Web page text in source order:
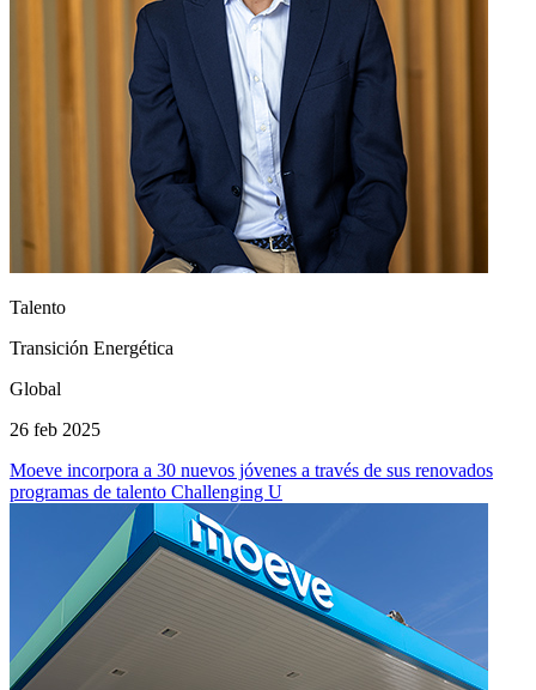
Talento
Transición Energética
Global
26 feb 2025
Moeve incorpora a 30 nuevos jóvenes a través de sus renovados
programas de talento Challenging U